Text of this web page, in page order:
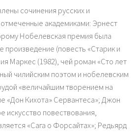
сочинения русских и
академиками: Эрнест
Нобелевская премия была
произведение (повесть «Старик и
Маркес (1982), чей роман «Сто лет
чилийским поэтом и нобелевским
«величайшим творением на
«Дон Кихота» Сервантеса»; Джон
искусство повествования,
«Сага о Форсайтах»; Редьярд